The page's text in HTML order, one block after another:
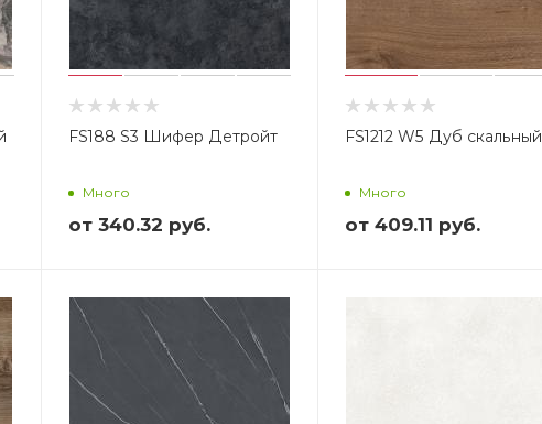
FS188 S3 Шифер Детройт
Много
от 340.32 руб.
FS1212 W5 Дуб скальный
Много
от 409.11 руб.